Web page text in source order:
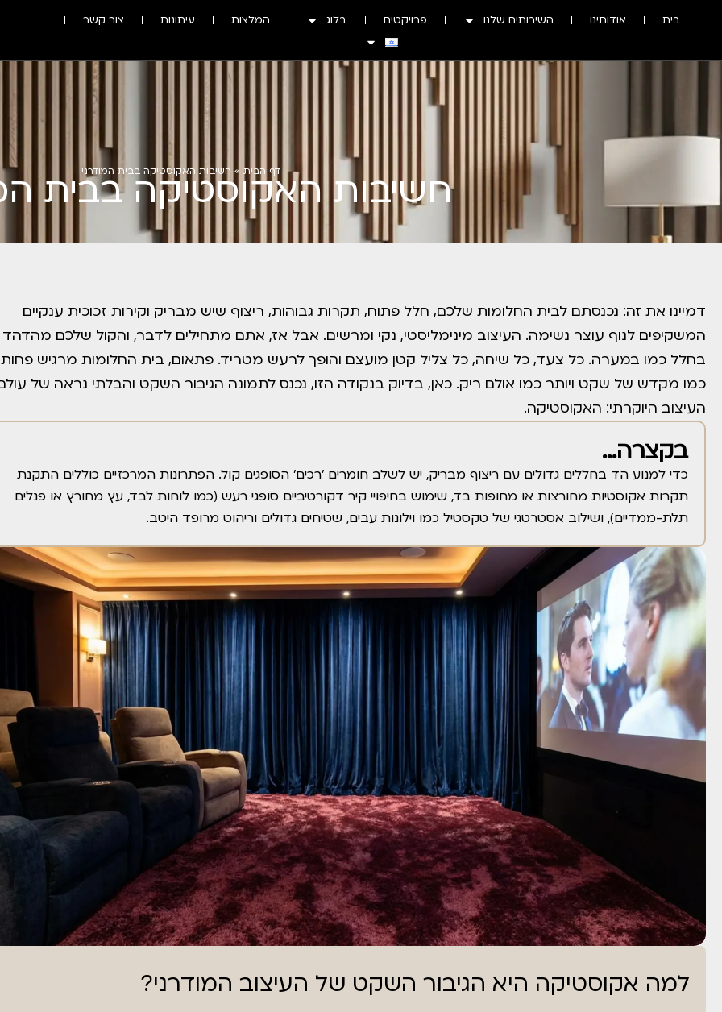
בית אודותינו השירותים שלנו פרויקטים בלוג המלצות עיתונות צור קשר
דף הבית » חשיבות האקוסטיקה בבית המודרני
חשיבות האקוסטיקה בבית
דמיינו את זה: נכנסתם לבית החלומות שלכם, חלל פתוח, תקרות גבוהות, ריצוף שיש מבריק וקירות זכוכית ענקיים
המשקיפים לנוף עוצר נשימה. העיצוב מינימליסטי, נקי ומרשים. אבל אז, אתם מתחילים לדבר, והקול שלכם מהדהד
בחלל כמו במערה. כל צעד, כל שיחה, כל צליל קטן מועצם והופך לרעש מטריד. פתאום, בית החלומות מרגיש פחות
כמו מקדש של שקט ויותר כמו אולם ריק. כאן, בדיוק בנקודה הזו, נכנס לתמונה הגיבור השקט והבלתי נראה של
העיצוב היוקרתי: האקוסטיקה.
בקצרה...
כדי למנוע הד בחללים גדולים עם ריצוף מבריק, יש לשלב חומרים 'רכים' הסופגים קול. הפתרונות המרכזיים כוללים התקנת
תקרות אקוסטיות מחורצות או מחופות בד, שימוש בחיפויי קיר דקורטיביים סופגי רעש (כמו לוחות לבד, עץ מחורץ או פנלים
תלת-ממדיים), ושילוב אסטרטגי של טקסטיל כמו וילונות עבים, שטיחים גדולים וריהוט מרופד היטב.
למה אקוסטיקה היא הגיבור השקט של העיצוב המודרני?